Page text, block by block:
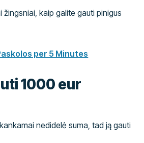
žingsniai, kaip galite gauti pinigus
per 5 Minutes
1000 eur
nedidelė suma, tad ją gauti